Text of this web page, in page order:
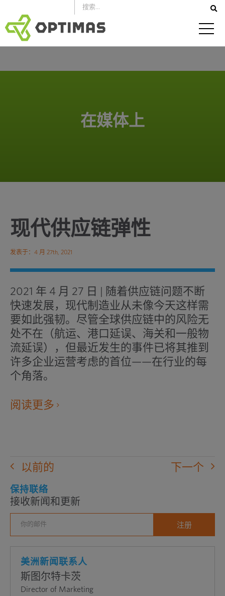
到
内
容
在媒体上
现代供应链弹性
发表于：4 月 27th, 2021
2021 年 4 月 27 日
随着供应链问题不断
快速发展，现代制造业从未像今天这样需
要如此强韧。尽管全球供应链中的风险无
处不在（航运、港口延误、海关和一般物
流延误），但最近发生的事件已将其推到
许多企业运营考虑的首位——在行业的每
个角落。
阅读更多在
中
外
部
以前的 下一个
保持联络
接收新闻和更新
美洲新闻联系人
斯图尔特卡茨
Director of Marketing